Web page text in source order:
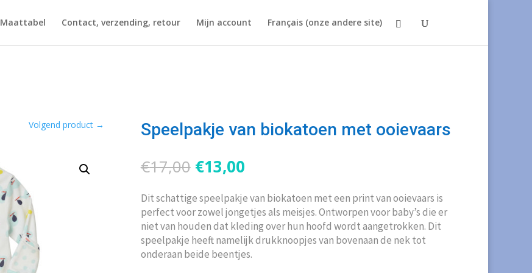
Maattabel Contact, verzending, retour Mijn account Français (onze andere site)
Volgend product → Speelpakje van biokatoen met ooievaars
€17,00 Oorspronkelijke
prijs
was:
€17,00.
€13,00Huidige
is:
€13,00.
Dit schattige speelpakje van biokatoen met een print van ooievaars is
perfect voor zowel jongetjes als meisjes. Ontworpen voor baby’s die er
niet van houden dat kleding over hun hoofd wordt aangetrokken. Dit
speelpakje heeft namelijk drukknoopjes van bovenaan de nek tot
onderaan beide beentjes.